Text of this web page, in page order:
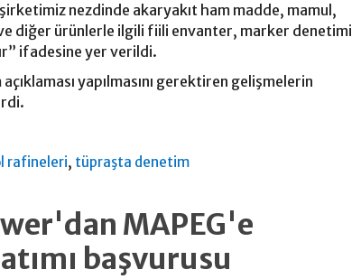
nezdinde akaryakıt ham madde, mamul,
diğer ürünlerle ilgili fiili envanter, marker denetimi
ifadesine yer verildi.
yapılmasını gerektiren gelişmelerin
rafineleri, tüpraşta denetim
MAPEG'e
başvurusu